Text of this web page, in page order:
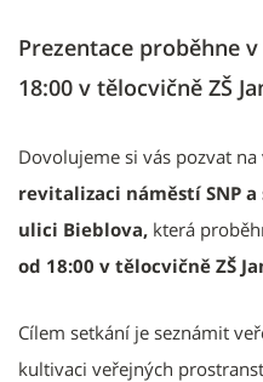
Prezentace proběhne
18:00 v tělocvičně ZŠ
Dovolujeme si vás pozvat
revitalizaci náměstí SNP
ulici Bieblova, která
od 18:00 v tělocvičně ZŠ
Cílem setkání je seznámit
kultivaci veřejných